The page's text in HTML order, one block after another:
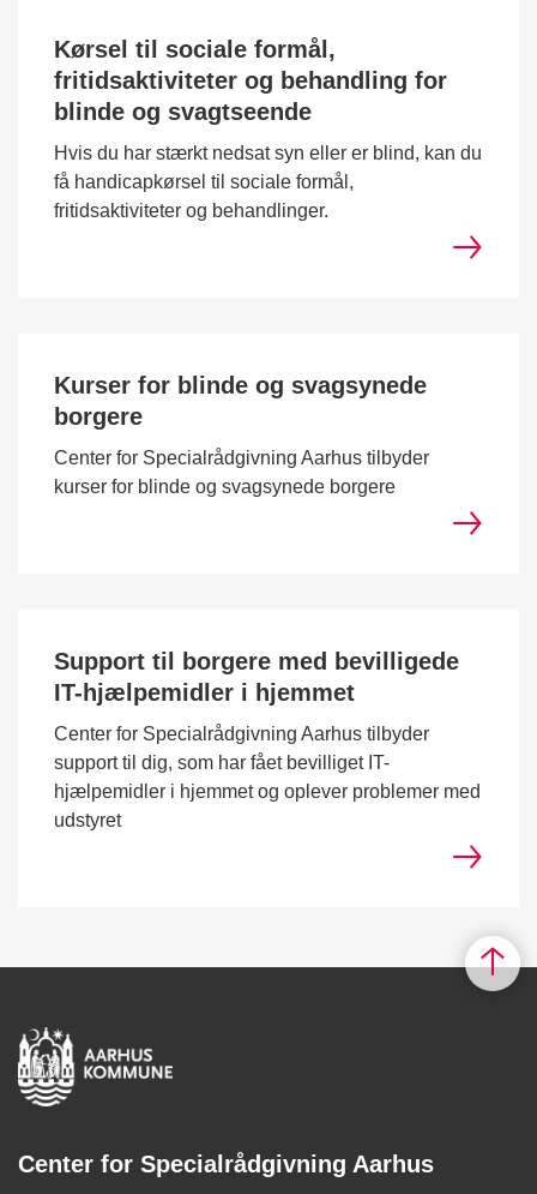
Kørsel til sociale formål,
fritidsaktiviteter og behandling for
blinde og svagtseende
Hvis du har stærkt nedsat syn eller er blind, kan du
få handicapkørsel til sociale formål,
fritidsaktiviteter og behandlinger.
Kurser for blinde og svagsynede
borgere
Center for Specialrådgivning Aarhus tilbyder
kurser for blinde og svagsynede borgere
Support til borgere med bevilligede
IT-hjælpemidler i hjemmet
Center for Specialrådgivning Aarhus tilbyder
support til dig, som har fået bevilliget IT-
hjælpemidler i hjemmet og oplever problemer med
udstyret
Center for Specialrådgivning Aarhus